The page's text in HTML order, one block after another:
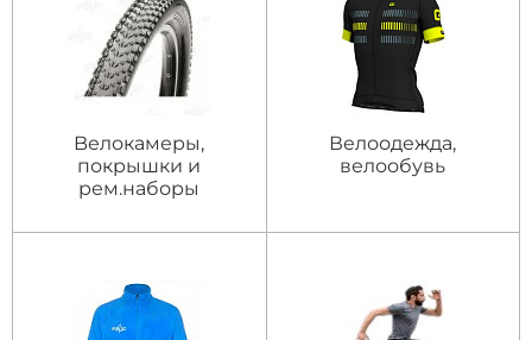
Bелокамеры,
покрышки и
рем.наборы
Велоодежда,
велообувь